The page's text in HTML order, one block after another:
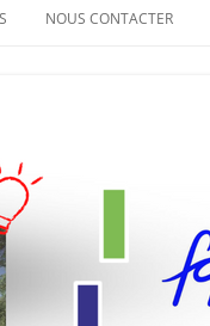
CLASSES 6E
CLASSES 5E
NOUS CONTACTER